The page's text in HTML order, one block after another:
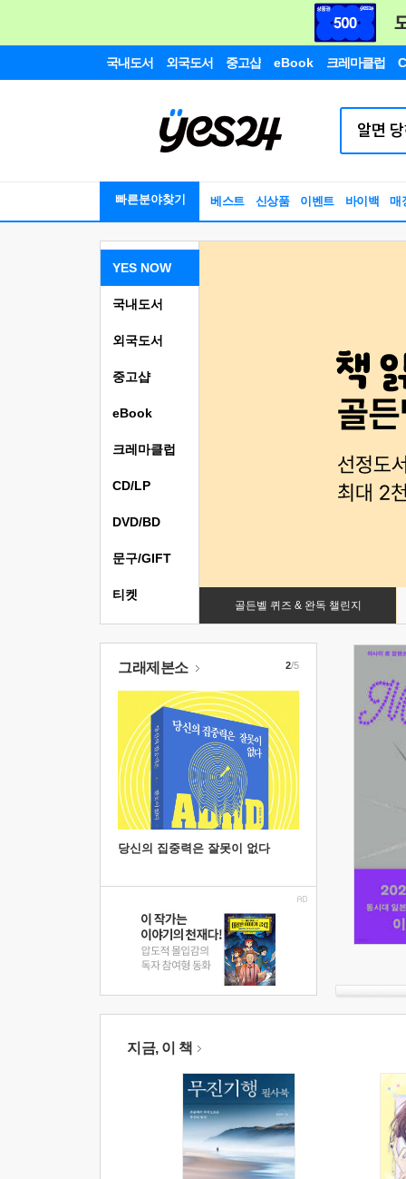
국내도서 외국도서 중고샵 eBook 크레마클럽
빠른분야찾기 베스트 신상품 이벤트 바이백 매
YES NOW
골든벨 퀴즈 & 완독 챌린지
국내도서
외국도서
중고샵
eBook
크레마클럽
CD/LP
DVD/BD
문구/GIFT
티켓
그래제본소
당신의 집중력은 잘못이 없다
2/5
지금, 이 책